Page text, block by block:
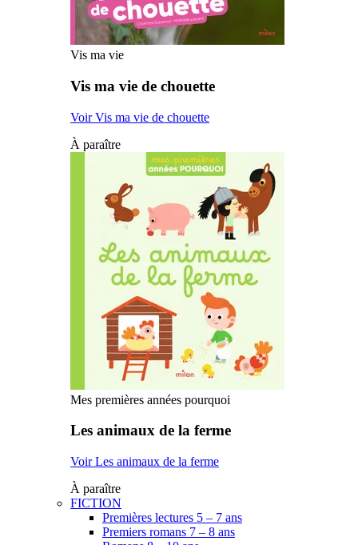
Vis ma vie
Vis ma vie de chouette
Voir Vis ma vie de chouette
À paraître
Mes premières années pourquoi
Les animaux de la ferme
Voir Les animaux de la ferme
À paraître
FICTION
Premières lectures 5 – 7 ans
Premiers romans 7 – 8 ans